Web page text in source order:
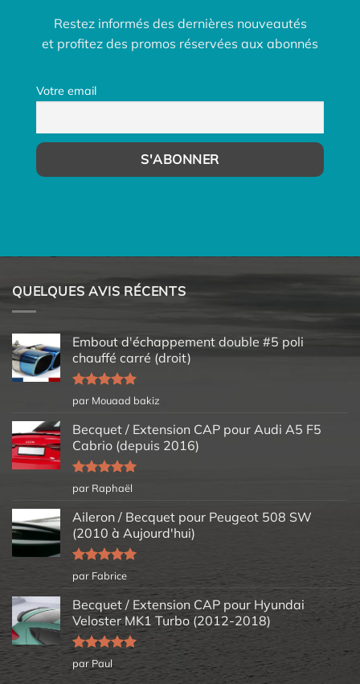
Restez informés des dernières nouveautés
et profitez des promos réservées aux abonnés
Votre email
QUELQUES AVIS RÉCENTS
Embout d'échappement double #5 poli
chauffé carré (droit)
Note5sur
5
par Mouaad bakiz
Becquet / Extension CAP pour Audi A5 F5
Cabrio (depuis 2016)
Note5sur
5
par Raphaël
Aileron / Becquet pour Peugeot 508 SW
(2010 à Aujourd'hui)
Note5sur
5
par Fabrice
Becquet / Extension CAP pour Hyundai
Veloster MK1 Turbo (2012-2018)
Note5sur
5
par Paul